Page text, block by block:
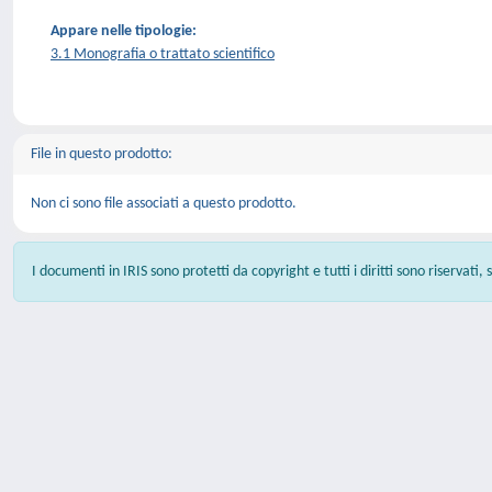
Appare nelle tipologie:
3.1 Monografia o trattato scientifico
File in questo prodotto:
Non ci sono file associati a questo prodotto.
I documenti in IRIS sono protetti da copyright e tutti i diritti sono riservati,